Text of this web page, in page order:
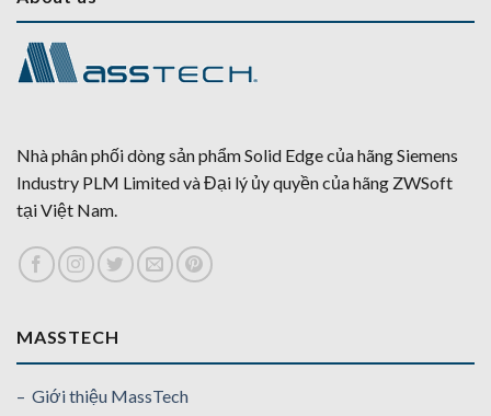
Nhà phân phối dòng sản phẩm Solid Edge của hãng Siemens
Industry PLM Limited và Đại lý ủy quyền của hãng ZWSoft
tại Việt Nam.
MASSTECH
– Giới thiệu MassTech